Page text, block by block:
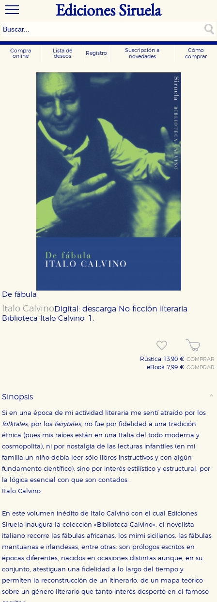
Ediciones Siruela
Compra
online
Lista de
deseos
Registro
Suscripción a
novedades
Cómo
comprar
De fábula
Italo Calvino
Biblioteca Italo Calvino. 1.
Digital: descarga No ficción literaria
Rústica 13,90 €COMPRAR
eBook 7,99 €COMPRAR
Sinopsis
Si en una época de mi actividad literaria me sentí atraído por los
folktales, por los fairytales, no fue por fidelidad a una tradición
étnica (pues mis raíces están en una Italia del todo moderna y
cosmopolita), ni por nostalgia de las lecturas infantiles (en mi
familia un niño debía leer sólo libros instructivos y con algún
fundamento científico), sino por interés estilístico y estructural, por
la lógica esencial con que son contados.
Italo Calvino
En este volumen inédito de Italo Calvino con el cual Ediciones
Siruela inaugura la colección «Biblioteca Calvino», el novelista
italiano recorre las fábulas africanas, los mimi sicilianos, las fábulas
mantuanas e irlandesas, entre otras: son prólogos escritos en
épocas diferentes, nacidos en ocasiones distintas aunque, en su
conjunto, atestiguan una fidelidad a lo largo del tiempo y
permiten la reconstrucción de un itinerario, de un mapa teórico
sobre un género literario que tanto interés despertó en el famoso